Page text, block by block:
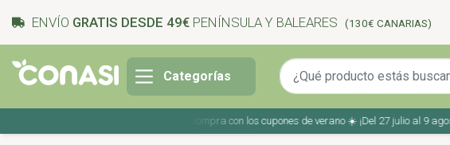
ENVÍO GRATIS DESDE 49€ PENÍNSULA Y BALEARES (130€ CANARIAS)
Categorías
Ahorra en tu compra con los cupones de verano ☀️ ¡Del 27 julio al 9 agosto!